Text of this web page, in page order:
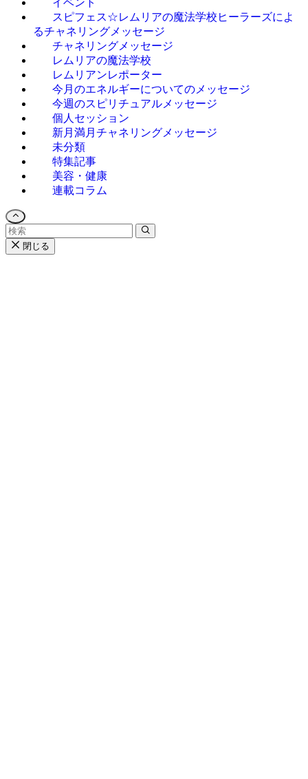
イベント
スピフェス☆レムリアの魔法学校ヒーラーズによ
るチャネリングメッセージ
チャネリングメッセージ
レムリアの魔法学校
レムリアンレポーター
今月のエネルギーについてのメッセージ
今週のスピリチュアルメッセージ
個人セッション
新月満月チャネリングメッセージ
未分類
特集記事
美容・健康
連載コラム
閉じる